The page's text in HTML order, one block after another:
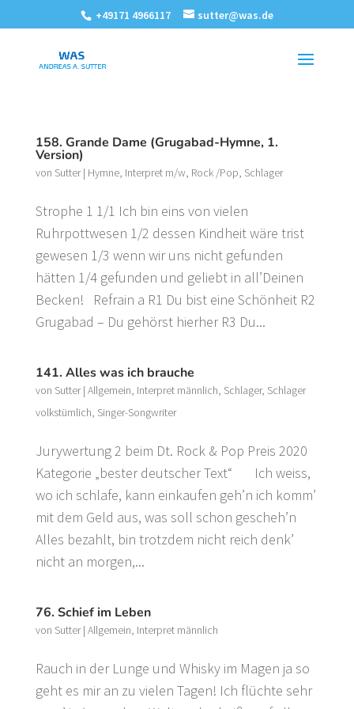
+49171 4966117 sutter@was.de
158. Grande Dame (Grugabad-Hymne, 1.
Version)
von Sutter| Hymne, Interpret m/w, Rock /Pop, Schlager
Strophe 1 1/1 Ich bin eins von vielen
Ruhrpottwesen 1/2 dessen Kindheit wäre trist
gewesen 1/3 wenn wir uns nicht gefunden
hätten 1/4 gefunden und geliebt in all’Deinen
Becken! Refrain a R1 Du bist eine Schönheit R2
Grugabad – Du gehörst hierher R3 Du...
141. Alles was ich brauche
von Sutter| Allgemein, Interpret männlich, Schlager, Schlager
volkstümlich, Singer-Songwriter
Jurywertung 2 beim Dt. Rock & Pop Preis 2020
Kategorie „bester deutscher Text“ Ich weiss,
wo ich schlafe, kann einkaufen geh’n ich komm’
mit dem Geld aus, was soll schon gescheh’n
Alles bezahlt, bin trotzdem nicht reich denk’
nicht an morgen,...
76. Schief im Leben
von Sutter| Allgemein, Interpret männlich
Rauch in der Lunge und Whisky im Magen ja so
geht es mir an zu vielen Tagen! Ich flüchte sehr